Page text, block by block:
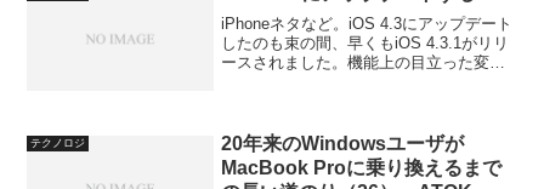
iPhoneネタなど。iOS 4.3にアップデート
したのも束の間、早くもiOS 4.3.1がリリ
ースされました。機能上の目立った変更
た...
テクノロジ
20年来のWindowsユーザが
MacBook Proに乗り換えるまで